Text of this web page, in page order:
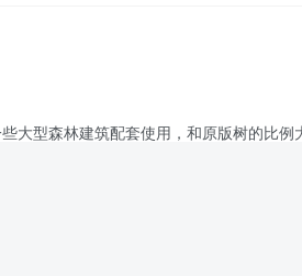
大型森林建筑配套使用，和原版树的比例